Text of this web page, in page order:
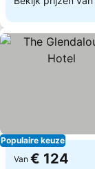
Populaire keuze
Van € 124